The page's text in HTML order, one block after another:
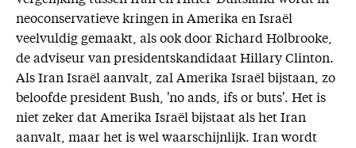
neoconservatieve kringen in Amerika en Israël
veelvuldig gemaakt, als ook door Richard Holbrooke,
de adviseur van presidentskandidaat Hillary Clinton.
Als Iran Israël aanvalt, zal Amerika Israël bijstaan, zo
beloofde president Bush, 'no ands, ifs or buts'. Het is
niet zeker dat Amerika Israël bijstaat als het Iran
aanvalt, maar het is wel waarschijnlijk. Iran wordt